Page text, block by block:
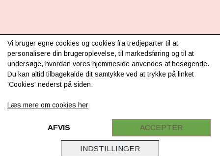
INFORMATION
Om os
Levering & betaling
Retur
Samarbejde
Vi bruger egne cookies og cookies fra tredjeparter til at
personalisere din brugeroplevelse, til markedsføring og til at
undersøge, hvordan vores hjemmeside anvendes af besøgende.
Du kan altid tilbagekalde dit samtykke ved at trykke på linket
'Cookies' nederst på siden.
Læs mere om cookies her
INDSTILLINGER
AFVIS ACCEPTER